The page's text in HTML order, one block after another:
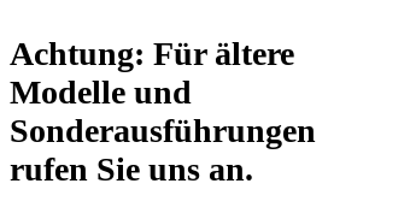
Achtung: Für ältere
Modelle und
Sonderausführungen
rufen Sie uns an.